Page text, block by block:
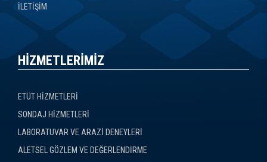
İLETİŞİM
HİZMETLERİMİZ
ETÜT HİZMETLERİ
SONDAJ HİZMETLERİ
LABORATUVAR VE ARAZİ DENEYLERİ
ALETSEL GÖZLEM VE DEĞERLENDİRME